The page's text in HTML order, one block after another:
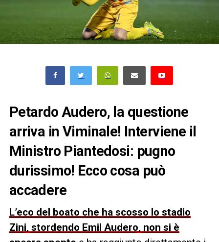
Petardo Audero, la questione
arriva in Viminale! Interviene il
Ministro Piantedosi: pugno
durissimo! Ecco cosa può
accadere
L’eco del boato che ha scosso lo stadio
Zini, stordendo Emil Audero, non si è